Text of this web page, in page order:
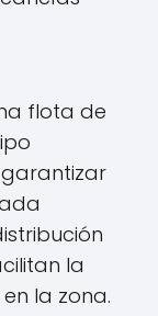
flota de
la
la zona.